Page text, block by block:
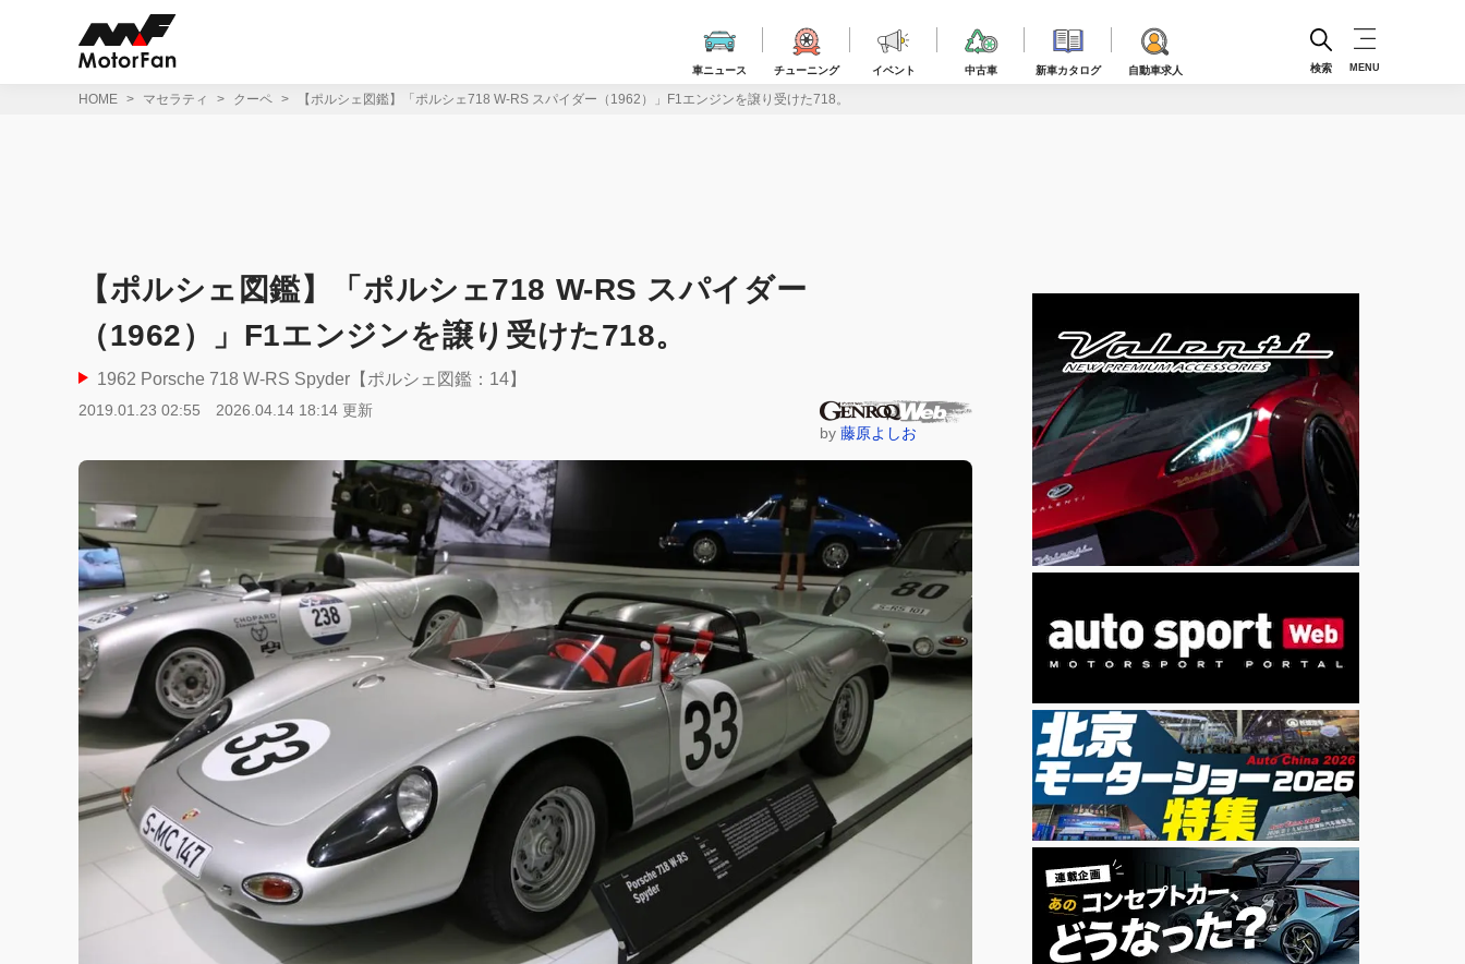
車ニュース チューニング イベント 中古車 新車カタログ 自動車求人 検索 MENU
HOME マセラティ クーペ 【ポルシェ図鑑】「ポルシェ718 W-RS スパイダー（1962）」F1エンジンを譲り受けた718。
【ポルシェ図鑑】「ポルシェ718 W-RS スパイダー
（1962）」F1エンジンを譲り受けた718。
1962 Porsche 718 W-RS Spyder【ポルシェ図鑑：14】
2019.01.23 02:55
2026.04.14 18:14 更新
by 藤原よしお